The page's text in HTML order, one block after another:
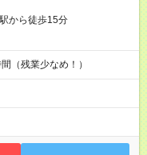
から徒歩15分
（残業少なめ！）